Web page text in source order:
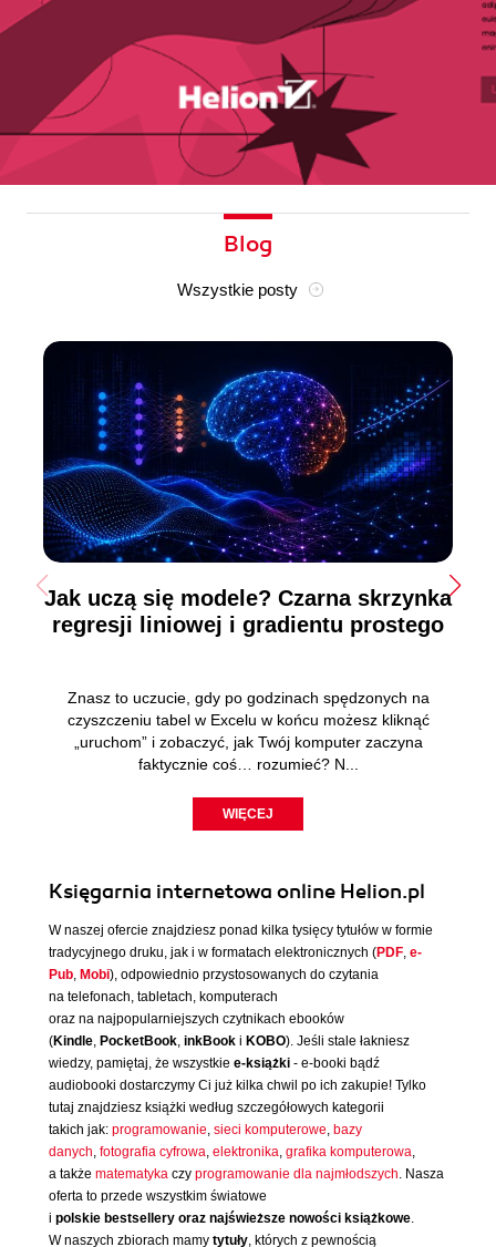
Blog
Wszystkie posty
Jak uczą się modele? Czarna skrzynka
regresji liniowej i gradientu prostego
Znasz to uczucie, gdy po godzinach spędzonych na
czyszczeniu tabel w Excelu w końcu możesz kliknąć
„uruchom” i zobaczyć, jak Twój komputer zaczyna
faktycznie coś… rozumieć? N...
WIĘCEJ
Księgarnia internetowa online Helion.pl
W naszej ofercie znajdziesz ponad kilka tysięcy tytułów w formie
tradycyjnego druku, jak i w formatach elektronicznych (PDF, e-
Pub, Mobi), odpowiednio przystosowanych do czytania
na telefonach, tabletach, komputerach
oraz na najpopularniejszych czytnikach ebooków
(Kindle, PocketBook, inkBook i KOBO). Jeśli stale łakniesz
wiedzy, pamiętaj, że wszystkie e-książki - e-booki bądź
audiobooki dostarczymy Ci już kilka chwil po ich zakupie! Tylko
tutaj znajdziesz książki według szczegółowych kategorii
takich jak: programowanie, sieci komputerowe, bazy
danych, fotografia cyfrowa, elektronika, grafika komputerowa,
a także matematyka czy programowanie dla najmłodszych. Nasza
oferta to przede wszystkim światowe
i polskie bestsellery oraz najświeższe nowości książkowe.
W naszych zbiorach mamy tytuły, których z pewnością